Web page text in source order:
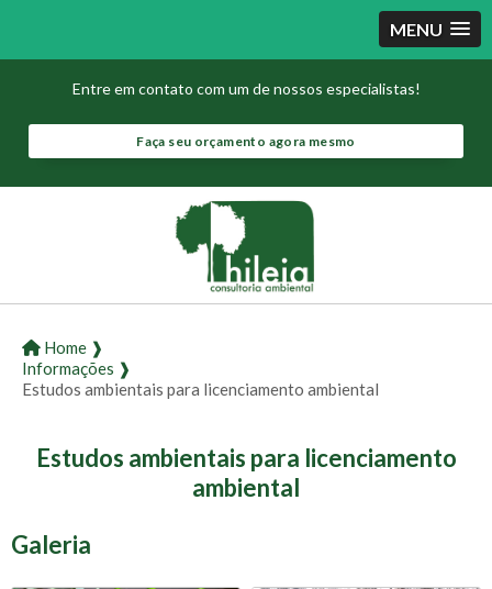
MENU
Entre em contato com um de nossos especialistas!
Faça seu orçamento agora mesmo
Home ❱
Informações ❱
Estudos ambientais para licenciamento ambiental
Estudos ambientais para licenciamento
ambiental
Galeria